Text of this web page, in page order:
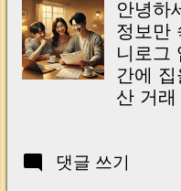
서너
있습니
인데
세금 없
데 괜
한 세
easy
명의란
가 함
안녕하
정보만
니로그
간에
산 거래
댓글 쓰기